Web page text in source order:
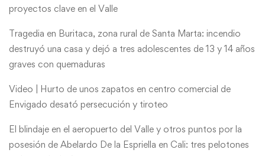
proyectos clave en el Valle
Tragedia en Buritaca, zona rural de Santa Marta: incendio
destruyó una casa y dejó a tres adolescentes de 13 y 14 años
graves con quemaduras
Video | Hurto de unos zapatos en centro comercial de
Envigado desató persecución y tiroteo
El blindaje en el aeropuerto del Valle y otros puntos por la
posesión de Abelardo De la Espriella en Cali: tres pelotones